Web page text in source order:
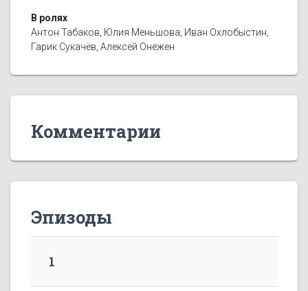
В ролях
Антон Табаков, Юлия Меньшова, Иван Охлобыстин,
Гарик Сукачёв, Алексей Онежен
Комментарии
Эпизоды
1